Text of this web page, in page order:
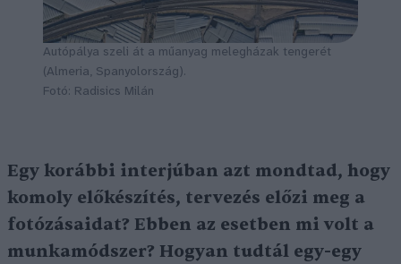
Autópálya szeli át a műanyag melegházak tengerét
(Almeria, Spanyolország).
Fotó: Radisics Milán
Egy korábbi interjúban azt mondtad, hogy
komoly előkészítés, tervezés előzi meg a
fotózásaidat? Ebben az esetben mi volt a
munkamódszer? Hogyan tudtál egy-egy